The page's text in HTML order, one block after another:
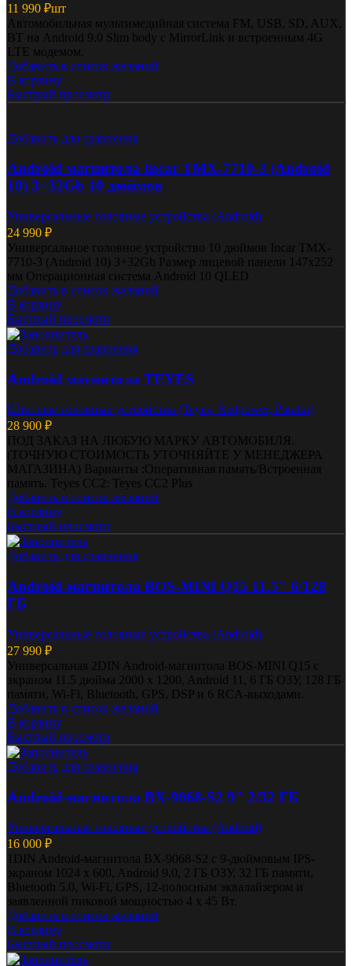
11 990 ₽шт
Автомобильная мультимедийная система FM, USB, SD, AUX,
BT на Android 9.0 Slim body с MirrorLink и встроенным 4G
LTE модемом.
Добавить в список желаний
В корзину
Быстрый просмотр
Добавить для сравнения
Android магнитола Incar TMX-7710-3 (Android
10) 3+32Gb 10 дюймов
Универсальные головные устройства (Android)
24 990 ₽
Универсальное головное устройство 10 дюймов Incar TMX-
7710-3 (Android 10) 3+32Gb Размер лицевой панели 147х252
мм Операционная система Android 10 QLED
Добавить в список желаний
В корзину
Быстрый просмотр
Добавить для сравнения
Android магнитола TEYES
Штатные головные устройства (Teyes, Redpower, Parafar)
28 900 ₽
ПОД ЗАКАЗ НА ЛЮБУЮ МАРКУ АВТОМОБИЛЯ.
(ТОЧНУЮ СТОИМОСТЬ УТОЧНЯЙТЕ У МЕНЕДЖЕРА
МАГАЗИНА) Варианты :Оперативная память/Встроенная
память. Teyes CC2: Teyes CC2 Plus
Добавить в список желаний
В корзину
Быстрый просмотр
Добавить для сравнения
Android-магнитола BOS-MINI Q15 11.5″ 6/128
ГБ
Универсальные головные устройства (Android)
27 990 ₽
Универсальная 2DIN Android-магнитола BOS-MINI Q15 с
экраном 11.5 дюйма 2000 x 1200, Android 11, 6 ГБ ОЗУ, 128 ГБ
памяти, Wi-Fi, Bluetooth, GPS, DSP и 6 RCA-выходами.
Добавить в список желаний
В корзину
Быстрый просмотр
Добавить для сравнения
Android-магнитола BX-9068-S2 9″ 2/32 ГБ
Универсальные головные устройства (Android)
16 000 ₽
1DIN Android-магнитола BX-9068-S2 с 9-дюймовым IPS-
экраном 1024 x 600, Android 9.0, 2 ГБ ОЗУ, 32 ГБ памяти,
Bluetooth 5.0, Wi-Fi, GPS, 12-полосным эквалайзером и
заявленной пиковой мощностью 4 x 45 Вт.
Добавить в список желаний
В корзину
Быстрый просмотр